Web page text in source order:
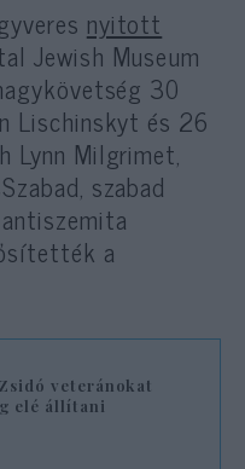
nyitott
Jewish Museum
30
Lischinskyt és 26
Lynn Milgrimet,
szabad
a
veteránokat
elé állítani